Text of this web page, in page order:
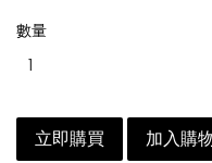
數量
立即購買 加入購